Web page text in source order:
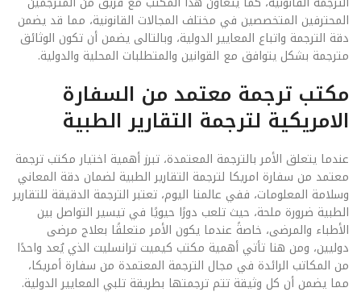
المحترفين المتخصصين في مختلف المجالات القانونية، مما قد يضمن
دقة الترجمة واتباع المعايير الدولية، وبالتالى يضمن أن تكون الوثائق
مترجمة بشكل يتوافق مع القوانين والمتطلبات المحلية والدولية.
مكتب ترجمة معتمد من السفارة
الامريكية لترجمة التقارير الطبية
عندما يتعلق الأمر بالترجمة المعتمدة، تبرز أهمية اختيار مكتب ترجمة
معتمد من سفارة امريكا لترجمة التقارير الطبية لضمان دقة المعاني
وسلامة المعلومات، ففي عالمنا اليوم، تعتبر الترجمة الدقيقة للتقارير
الطبية ضرورة ملحة، حيث تلعب دورًا حيويًا في تيسير التواصل بين
الأطباء والمرضى، خاصةً عندما يكون الأمر متعلقًا بعلاج مرضى
دوليين، ومن هنا تأتي أهمية مكتب كيميت ترانسليت الذي يُعد واحدًا
من المكاتب الرائدة في مجال الترجمة المعتمدة من سفارة أمريكا،
مما يضمن أن كل وثيقة تتم ترجمتها بطريقة تلبي المعايير الدولية.